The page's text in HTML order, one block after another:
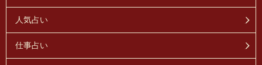
人気占い
仕事占い